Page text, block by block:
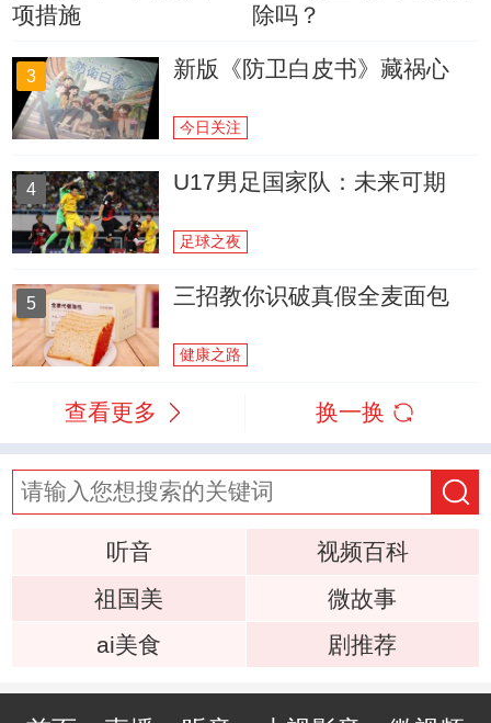
项措施
除吗？
3 新版《防卫白皮书》藏祸心
今日关注
4 U17男足国家队：未来可期
足球之夜
5 三招教你识破真假全麦面包
健康之路
查看更多 换一换
听音
视频百科
祖国美
微故事
ai美食
剧推荐